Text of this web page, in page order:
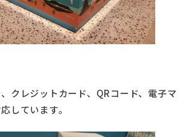
クレジットカード、QRコード、電子マ
しています。